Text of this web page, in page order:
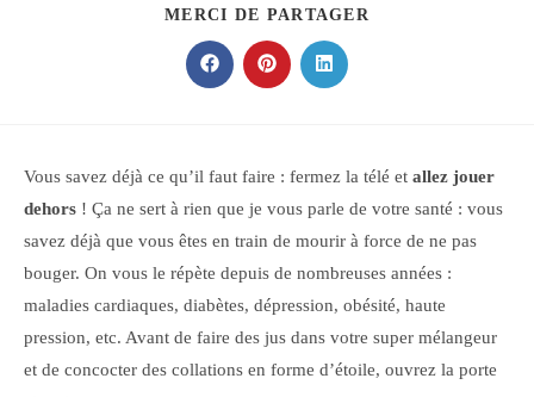
MERCI DE PARTAGER
Ouvrir
dans
Ouvrir
dans
Ouvrir
dans
Vous savez déjà ce qu’il faut faire : fermez la télé et allez jouer
dehors ! Ça ne sert à rien que je vous parle de votre santé : vous
savez déjà que vous êtes en train de mourir à force de ne pas
bouger. On vous le répète depuis de nombreuses années :
maladies cardiaques, diabètes, dépression, obésité, haute
pression, etc. Avant de faire des jus dans votre super mélangeur
et de concocter des collations en forme d’étoile, ouvrez la porte